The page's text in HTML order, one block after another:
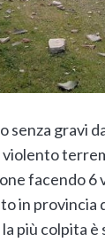
senza gravi
violento
facendo 6
in provincia
la più colpita